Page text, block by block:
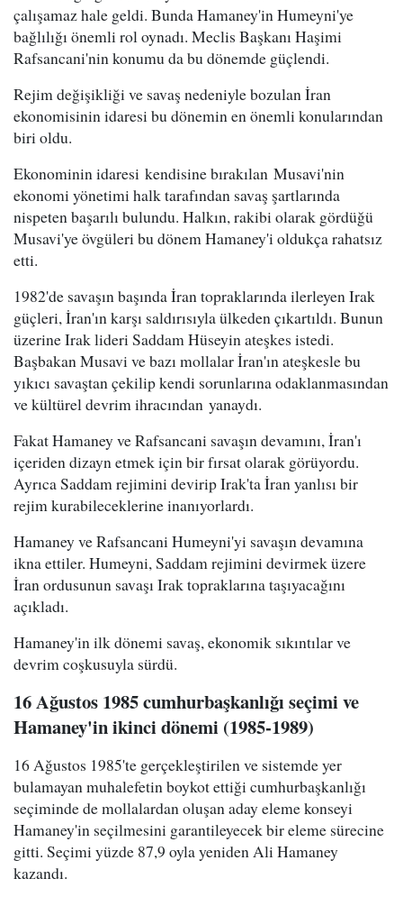
çalışamaz hale geldi. Bunda Hamaney'in Humeyni'ye
bağlılığı önemli rol oynadı. Meclis Başkanı Haşimi
Rafsancani'nin konumu da bu dönemde güçlendi.
Rejim değişikliği ve savaş nedeniyle bozulan İran
ekonomisinin idaresi bu dönemin en önemli konularından
biri oldu.
Ekonominin idaresi kendisine bırakılan Musavi'nin
ekonomi yönetimi halk tarafından savaş şartlarında
nispeten başarılı bulundu. Halkın, rakibi olarak gördüğü
Musavi'ye övgüleri bu dönem Hamaney'i oldukça rahatsız
etti.
1982'de savaşın başında İran topraklarında ilerleyen Irak
güçleri, İran'ın karşı saldırısıyla ülkeden çıkartıldı. Bunun
üzerine Irak lideri Saddam Hüseyin ateşkes istedi.
Başbakan Musavi ve bazı mollalar İran'ın ateşkesle bu
yıkıcı savaştan çekilip kendi sorunlarına odaklanmasından
ve kültürel devrim ihracından yanaydı.
Fakat Hamaney ve Rafsancani savaşın devamını, İran'ı
içeriden dizayn etmek için bir fırsat olarak görüyordu.
Ayrıca Saddam rejimini devirip Irak'ta İran yanlısı bir
rejim kurabileceklerine inanıyorlardı.
Hamaney ve Rafsancani Humeyni'yi savaşın devamına
ikna ettiler. Humeyni, Saddam rejimini devirmek üzere
İran ordusunun savaşı Irak topraklarına taşıyacağını
açıkladı.
Hamaney'in ilk dönemi savaş, ekonomik sıkıntılar ve
devrim coşkusuyla sürdü.
16 Ağustos 1985 cumhurbaşkanlığı seçimi ve
Hamaney'in ikinci dönemi (1985-1989)
16 Ağustos 1985'te gerçekleştirilen ve sistemde yer
bulamayan muhalefetin boykot ettiği cumhurbaşkanlığı
seçiminde de mollalardan oluşan aday eleme konseyi
Hamaney'in seçilmesini garantileyecek bir eleme sürecine
gitti. Seçimi yüzde 87,9 oyla yeniden Ali Hamaney
kazandı.